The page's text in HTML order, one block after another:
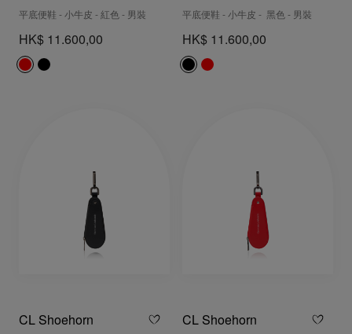
平底便鞋 - 小牛皮 - 紅色 - 男裝
HK$ 11.600,00
平底便鞋 - 小牛皮 - 黑色 - 男裝
HK$ 11.600,00
CL Shoehorn CL Shoehorn